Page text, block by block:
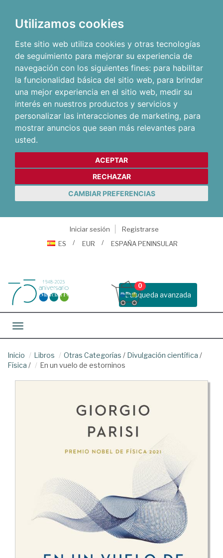
Utilizamos cookies
Este sitio web utiliza cookies y otras tecnologías
de seguimiento para mejorar su experiencia de
navegación con los siguientes fines: para habilitar
la funcionalidad básica del sitio web, para brindar
una mejor experiencia en el sitio web, medir su
interés en nuestros productos y servicios y
personalizar las interacciones de marketing, para
mostrar anuncios que sean más relevantes para
usted.
ACEPTAR
RECHAZAR
CAMBIAR PREFERENCIAS
Iniciar sesión
Registrarse
ES
EUR ESPAÑA PENINSULAR
Busqueda avanzada
0
Toggle navigation
Inicio Libros Otras Categorías / Divulgación científica /
Física / En un vuelo de estorninos